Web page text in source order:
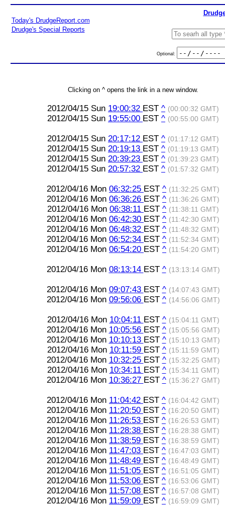
Today's DrudgeReport.com
Drudge's Special Reports
Optional:
Clicking on ^ opens the link in a new window.
2012/04/15 Sun 19:00:32 EST ^ (00:00:32 GMT)
2012/04/15 Sun 19:55:00 EST ^ (00:55:00 GMT)
2012/04/15 Sun 20:17:12 EST ^ (01:17:12 GMT)
2012/04/15 Sun 20:19:13 EST ^ (01:19:13 GMT)
2012/04/15 Sun 20:39:23 EST ^ (01:39:23 GMT)
2012/04/15 Sun 20:57:32 EST ^ (01:57:32 GMT)
2012/04/16 Mon 06:32:25 EST ^ (11:32:25 GMT)
2012/04/16 Mon 06:36:26 EST ^ (11:36:26 GMT)
2012/04/16 Mon 06:38:11 EST ^ (11:38:11 GMT)
2012/04/16 Mon 06:42:30 EST ^ (11:42:30 GMT)
2012/04/16 Mon 06:48:32 EST ^ (11:48:32 GMT)
2012/04/16 Mon 06:52:34 EST ^ (11:52:34 GMT)
2012/04/16 Mon 06:54:20 EST ^ (11:54:20 GMT)
2012/04/16 Mon 08:13:14 EST ^ (13:13:14 GMT)
2012/04/16 Mon 09:07:43 EST ^ (14:07:43 GMT)
2012/04/16 Mon 09:56:06 EST ^ (14:56:06 GMT)
2012/04/16 Mon 10:04:11 EST ^ (15:04:11 GMT)
2012/04/16 Mon 10:05:56 EST ^ (15:05:56 GMT)
2012/04/16 Mon 10:10:13 EST ^ (15:10:13 GMT)
2012/04/16 Mon 10:11:59 EST ^ (15:11:59 GMT)
2012/04/16 Mon 10:32:25 EST ^ (15:32:25 GMT)
2012/04/16 Mon 10:34:11 EST ^ (15:34:11 GMT)
2012/04/16 Mon 10:36:27 EST ^ (15:36:27 GMT)
2012/04/16 Mon 11:04:42 EST ^ (16:04:42 GMT)
2012/04/16 Mon 11:20:50 EST ^ (16:20:50 GMT)
2012/04/16 Mon 11:26:53 EST ^ (16:26:53 GMT)
2012/04/16 Mon 11:28:38 EST ^ (16:28:38 GMT)
2012/04/16 Mon 11:38:59 EST ^ (16:38:59 GMT)
2012/04/16 Mon 11:47:03 EST ^ (16:47:03 GMT)
2012/04/16 Mon 11:48:49 EST ^ (16:48:49 GMT)
2012/04/16 Mon 11:51:05 EST ^ (16:51:05 GMT)
2012/04/16 Mon 11:53:06 EST ^ (16:53:06 GMT)
2012/04/16 Mon 11:57:08 EST ^ (16:57:08 GMT)
2012/04/16 Mon 11:59:09 EST ^ (16:59:09 GMT)